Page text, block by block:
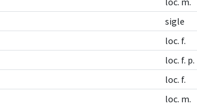
sigle
loc. f.
loc. f. p.
loc. f.
loc. m.